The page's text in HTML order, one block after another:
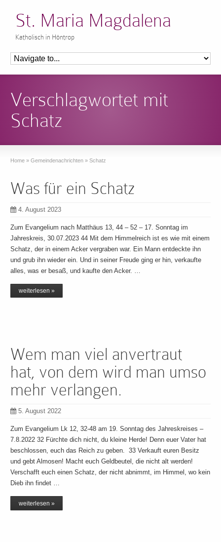
St. Maria Magdalena
Katholisch in Höntrop
Verschlagwortet mit
Schatz
Home » Gemeindenachrichten » Schatz
Was für ein Schatz
4. August 2023
Zum Evangelium nach Matthäus 13, 44 – 52 – 17. Sonntag im
Jahreskreis, 30.07.2023 44 Mit dem Himmelreich ist es wie mit einem
Schatz, der in einem Acker vergraben war. Ein Mann entdeckte ihn
und grub ihn wieder ein. Und in seiner Freude ging er hin, verkaufte
alles, was er besaß, und kaufte den Acker. …
weiterlesen »
Wem man viel anvertraut
hat, von dem wird man umso
mehr verlangen.
5. August 2022
Zum Evangelium Lk 12, 32-48 am 19. Sonntag des Jahreskreises –
7.8.2022 32 Fürchte dich nicht, du kleine Herde! Denn euer Vater hat
beschlossen, euch das Reich zu geben. 33 Verkauft euren Besitz
und gebt Almosen! Macht euch Geldbeutel, die nicht alt werden!
Verschafft euch einen Schatz, der nicht abnimmt, im Himmel, wo kein
Dieb ihn findet …
weiterlesen »